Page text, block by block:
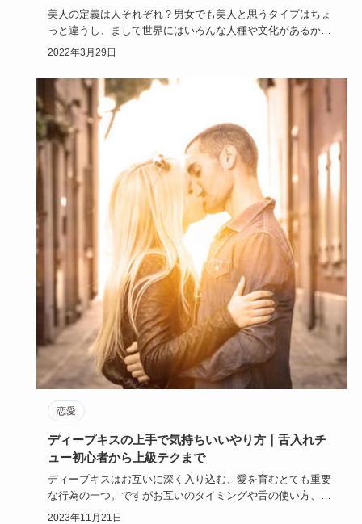
美人の定義は人それぞれ？男女でも美人と思うタイプはちょ
っと違うし、まして世界にはいろんな人種や文化があるか
ら、美人の定義は…
2022年3月29日
恋愛
ディープキスの上手で気持ちいいやり方｜舌入れチ
ュー初心者から上級テクまで
ディープキスはお互いに深く入り込む、愛を育むとても重要
な行為の一つ。ですがお互いのタイミングや舌の使い方、デ
ィープキスまで…
2023年11月21日